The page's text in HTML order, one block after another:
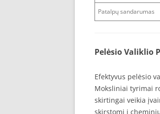
Patalpų sandarumas
Pelėsio Valiklio
Efektyvus pelėsio
Moksliniai tyrimai
skirtingai veikia
skirstomi į